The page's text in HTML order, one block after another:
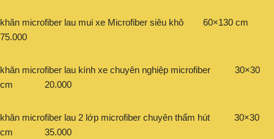
khăn microfiber lau mui xe Microfiber siêu khô 60×130 cm
75.000
khăn microfiber lau kính xe chuyên nghiệp microfiber 30×30
cm 20.000
khăn microfiber lau 2 lớp microfiber chuyên thấm hút 30×30
cm 35.000